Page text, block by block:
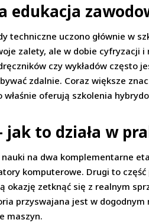
edukacja
techniczne uczono głównie w
zalety, ale w dobie
czy wykładów często
zdalnie. Coraz większe
oferują szkolenia
to działa w
na dwa komplementarne
komputerowe. Drugi to
okazję zetknąć się z realnym
przyswajana jest w
maszyn.